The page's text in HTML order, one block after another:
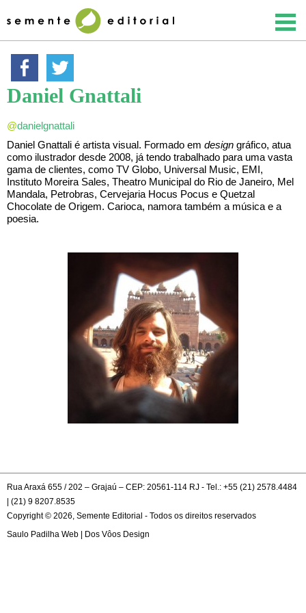
Daniel Gnattali
@danielgnattali
Daniel Gnattali é artista visual. Formado em design gráfico, atua
como ilustrador desde 2008, já tendo trabalhado para uma vasta
gama de clientes, como TV Globo, Universal Music, EMI,
Instituto Moreira Sales, Theatro Municipal do Rio de Janeiro, Mel
Mandala, Petrobras, Cervejaria Hocus Pocus e Quetzal
Chocolate de Origem. Carioca, namora também a música e a
poesia.
Rua Araxá 655 / 202 – Grajaú – CEP: 20561-114 RJ - Tel.: +55 (21) 2578.4484
| (21) 9 8207.8535
Copyright © 2026, Semente Editorial - Todos os direitos reservados
Saulo Padilha Web
Dos Vôos Design